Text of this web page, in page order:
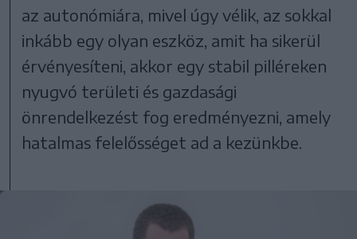
az autonómiára, mivel úgy vélik, az sokkal
inkább egy olyan eszköz, amit ha sikerül
érvényesíteni, akkor egy stabil pilléreken
nyugvó területi és gazdasági
önrendelkezést fog eredményezni, amely
hatalmas felelősséget ad a kezünkbe.